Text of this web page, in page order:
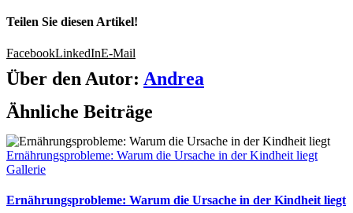
Teilen Sie diesen Artikel!
FacebookLinkedInE-Mail
Über den Autor: Andrea
Ähnliche Beiträge
Ernährungsprobleme: Warum die Ursache in der Kindheit liegt
Gallerie
Ernährungsprobleme: Warum die Ursache in der Kindheit liegt